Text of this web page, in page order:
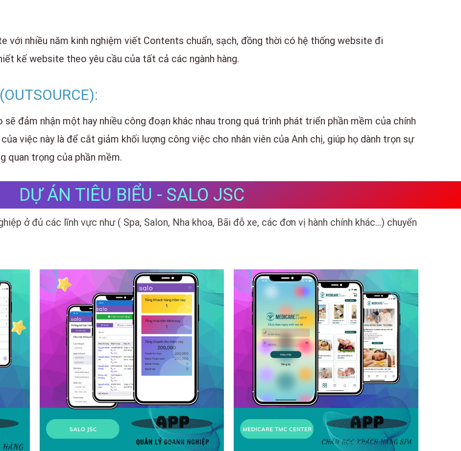
với nhiều năm kinh nghiệm viết Contents chuẩn, sạch, đồng thời có hệ thống website đi
kế website theo yêu cầu của tất cả các ngành hàng.
đảm nhận một hay nhiều công đoạn khác nhau trong quá trình phát triển phần mềm của chính
việc này là để cắt giảm khối lượng công việc cho nhân viên của Anh chị, giúp họ dành trọn sự
quan trọng của phần mềm.
DỰ ÁN TIÊU BIỂU - SALO JSC
ở đủ các lĩnh vực như ( Spa, Salon, Nha khoa, Bãi đỗ xe, các đơn vị hành chính khác…) chuyển